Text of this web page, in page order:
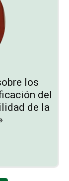
los
del
de la